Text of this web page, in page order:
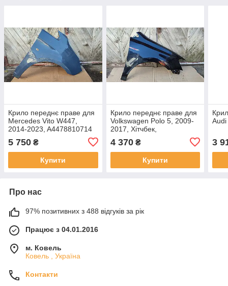
Крило переднє праве для
Mercedes Vito W447,
2014-2023, A4478810714
5 750 ₴
Купити
Крило переднє праве для
Volkswagen Polo 5, 2009-
2017, Хітчбек,
4 370₴
Купити
3
Про нас
97% позитивних з 488 відгуків за рік
Працює з 04.01.2016
м. Ковель
Ковель , Україна
Контакти